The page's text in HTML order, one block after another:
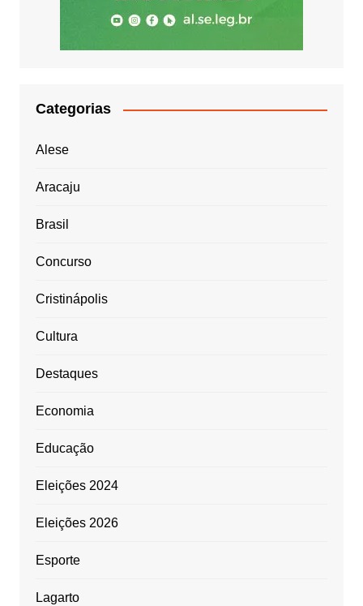
Categorias
Alese
Aracaju
Brasil
Concurso
Cristinápolis
Cultura
Destaques
Economia
Educação
Eleições 2024
Eleições 2026
Esporte
Lagarto